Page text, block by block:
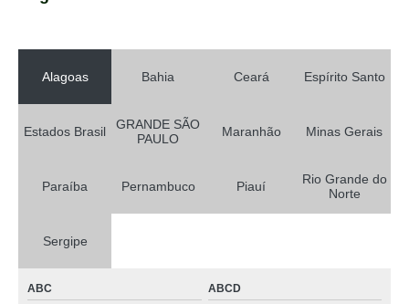
Alagoas Bahia Ceará Espírito Santo
Estados Brasil
GRANDE SÃO
PAULO
Maranhão Minas Gerais
Paraíba Pernambuco Piauí
Rio Grande do
Norte
Sergipe
ABC ABCD